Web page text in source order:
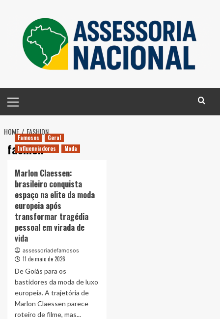
content
Menu
HOME FASHION
fashion
Famosos
Geral
Influenciadores
Moda
Marlon Claessen:
brasileiro conquista
espaço na elite da moda
europeia após
transformar tragédia
pessoal em virada de
vida
assessoriadefamosos
11 de maio de 2026
De Goiás para os
bastidores da moda de luxo
europeia. A trajetória de
Marlon Claessen parece
roteiro de filme, mas...